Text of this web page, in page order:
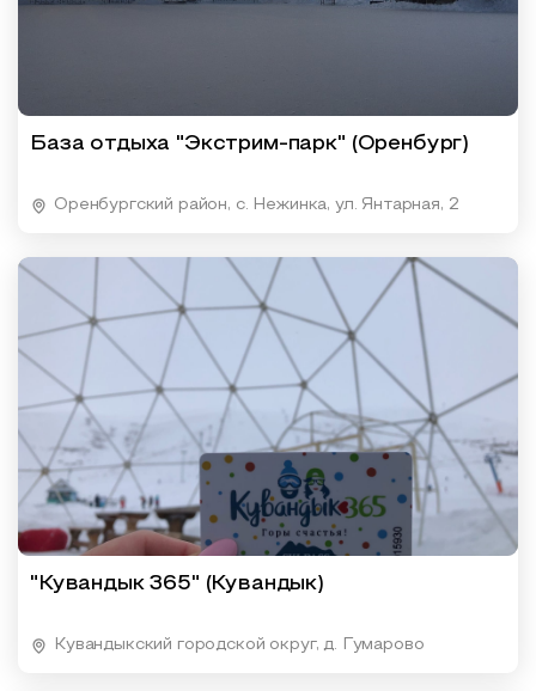
База отдыха "Экстрим-парк" (Оренбург)
Оренбургский район, с. Нежинка, ул. Янтарная, 2
"Кувандык 365" (Кувандык)
Кувандыкский городской округ, д. Гумарово